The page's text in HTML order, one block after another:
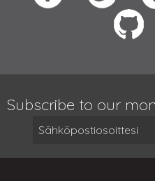
Subscribe to our